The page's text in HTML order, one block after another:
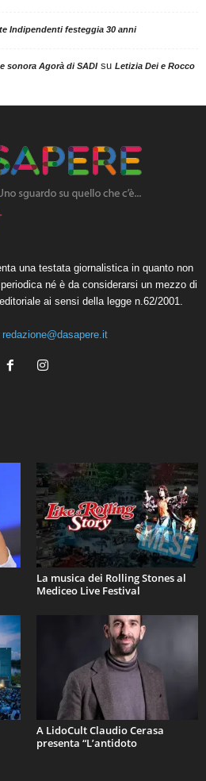
Indipendenti festeggia 30 anni
sonora Agorà di SADIsu Letizia Dei e Rocco
una testata giornalistica in quanto non
né è da considerarsi un mezzo di
ai sensi della legge n.62/2001.
redazione@dasapere.it
La musica dei Rolling Stones al
Mediceo Live Festival
A LidoCult Claudio Cerasa
presenta “L’antidoto